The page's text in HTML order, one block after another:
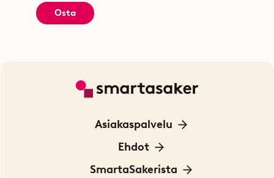
Osta
Asiakaspalvelu
Ota yhteyttä
Ehdot
Tietoa evästeistä
SmartaSakerista